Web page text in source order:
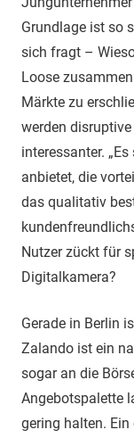
Grundlage ist so
sich fragt –
Loose
Märkte zu
werden
interessanter.
anbietet, die
das qualitativ
Nutzer zückt für
Digitalkamera?
Gerade in Berlin
Zalando ist ein
sogar an die
Angebotspalette
gering halten.